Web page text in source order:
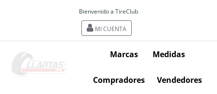
Bienvenido a TireClub
MI CUENTA
Marcas Medidas
Compradores Vendedores